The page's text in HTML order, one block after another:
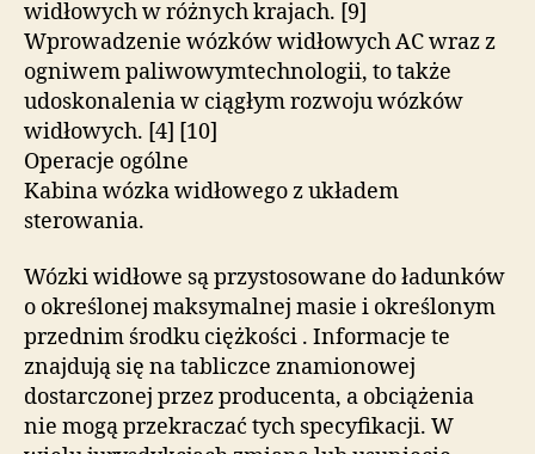
widłowych w różnych krajach. [9]
Wprowadzenie wózków widłowych AC wraz z
ogniwem paliwowymtechnologii, to także
udoskonalenia w ciągłym rozwoju wózków
widłowych. [4] [10]
Operacje ogólne
Kabina wózka widłowego z układem
sterowania.
Wózki widłowe są przystosowane do ładunków
o określonej maksymalnej masie i określonym
przednim środku ciężkości . Informacje te
znajdują się na tabliczce znamionowej
dostarczonej przez producenta, a obciążenia
nie mogą przekraczać tych specyfikacji. W